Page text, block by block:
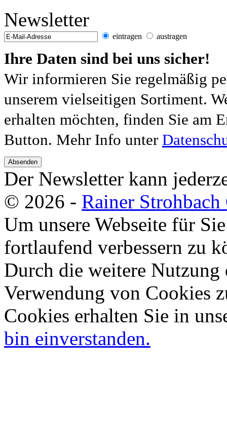
Newsletter
eintragen austragen
Ihre Daten sind bei uns sicher!
Wir informieren Sie regelmäßig
unserem vielseitigen Sortiment.
erhalten möchten, finden Sie am
Button. Mehr Info unter
Absenden
Der Newsletter kann
© 2026 - Rainer
Um unsere Webseite für
fortlaufend verbessern zu
Durch die weitere Nutzung
Verwendung von Cookies
Cookies erhalten Sie in
bin einverstanden.